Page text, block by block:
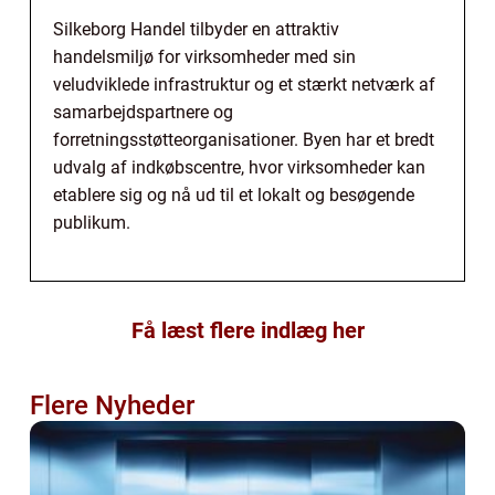
Silkeborg Handel tilbyder en attraktiv
handelsmiljø for virksomheder med sin
veludviklede infrastruktur og et stærkt netværk af
samarbejdspartnere og
forretningsstøtteorganisationer. Byen har et bredt
udvalg af indkøbscentre, hvor virksomheder kan
etablere sig og nå ud til et lokalt og besøgende
publikum.
Få læst flere indlæg her
Flere Nyheder